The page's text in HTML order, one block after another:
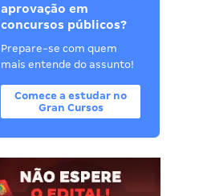
aprovação em
concursos públicos?
Prepare-se com quem
mais entende do assunto!
Comece a estudar no
Gran Cursos